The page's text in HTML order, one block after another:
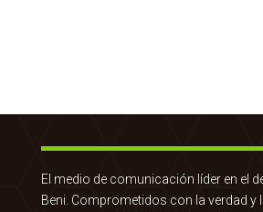
El medio de comunicación líder en el
Beni. Comprometidos con la verdad y